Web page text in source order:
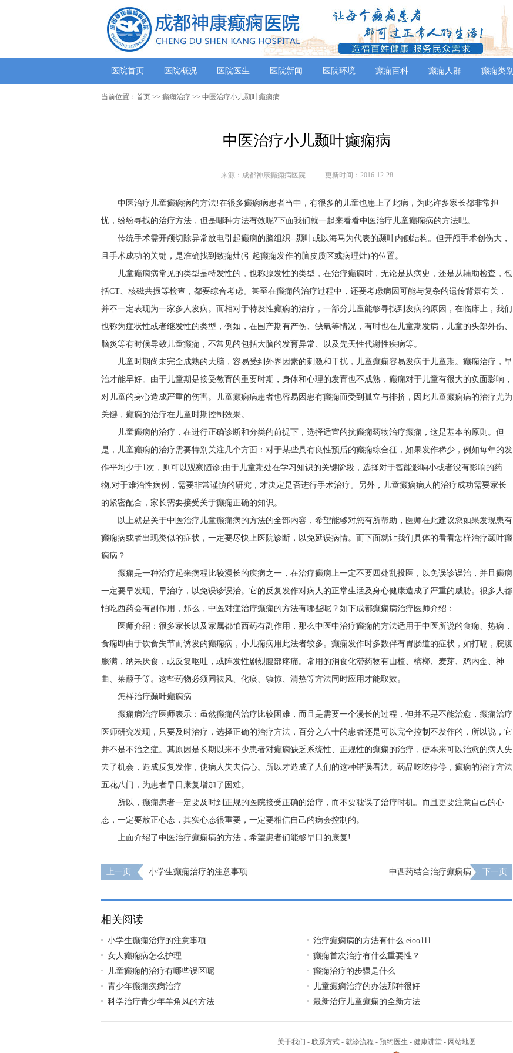
医院首页 医院概况 医院医生 医院新闻 医院环境 癫痫百科 癫痫人群 癫痫类别
当前位置： 首页 >> 癫痫治疗 >> 中医治疗小儿颞叶癫痫病
中医治疗小儿颞叶癫痫病
来源：成都神康癫痫病医院 更新时间：2016-12-28
中医治疗儿童癫痫病的方法!在很多癫痫病患者当中，有很多的儿童也患上了此病，为此许多家长都非常担
忧，纷纷寻找的治疗方法，但是哪种方法有效呢?下面我们就一起来看看中医治疗儿童癫痫病的方法吧。
传统手术需开颅切除异常放电引起癫痫的脑组织--颞叶或以海马为代表的颞叶内侧结构。但开颅手术创伤大，
且手术成功的关键，是准确找到致痫灶(引起癫痫发作的脑皮质区或病理灶)的位置。
儿童癫痫病常见的类型是特发性的，也称原发性的类型，在治疗癫痫时，无论是从病史，还是从辅助检查，包
括CT、核磁共振等检查，都要综合考虑。甚至在癫痫的治疗过程中，还要考虑病因可能与复杂的遗传背景有关，
并不一定表现为一家多人发病。而相对于特发性癫痫的治疗，一部分儿童能够寻找到发病的原因，在临床上，我们
也称为症状性或者继发性的类型，例如，在围产期有产伤、缺氧等情况，有时也在儿童期发病，儿童的头部外伤、
脑炎等有时候导致儿童癫痫，不常见的包括大脑的发育异常、以及先天性代谢性疾病等。
儿童时期尚未完全成熟的大脑，容易受到外界因素的刺激和干扰，儿童癫痫容易发病于儿童期。癫痫治疗，早
治才能早好。由于儿童期是接受教育的重要时期，身体和心理的发育也不成熟，癫痫对于儿童有很大的负面影响，
对儿童的身心造成严重的伤害。儿童癫痫病患者也容易因患有癫痫而受到孤立与排挤，因此儿童癫痫病的治疗尤为
关键，癫痫的治疗在儿童时期控制效果。
儿童癫痫的治疗，在进行正确诊断和分类的前提下，选择适宜的抗癫痫药物治疗癫痫，这是基本的原则。但
是，儿童癫痫的治疗需要特别关注几个方面：对于某些具有良性预后的癫痫综合征，如果发作稀少，例如每年的发
作平均少于1次，则可以观察随诊;由于儿童期处在学习知识的关键阶段，选择对于智能影响小或者没有影响的药
物;对于难治性病例，需要非常谨慎的研究，才决定是否进行手术治疗。另外，儿童癫痫病人的治疗成功需要家长
的紧密配合，家长需要接受关于癫痫正确的知识。
以上就是关于中医治疗儿童癫痫病的方法的全部内容，希望能够对您有所帮助，医师在此建议您如果发现患有
癫痫病或者出现类似的症状，一定要尽快上医院诊断，以免延误病情。而下面就让我们具体的看看怎样治疗颞叶癫
痫病？
癫痫是一种治疗起来病程比较漫长的疾病之一，在治疗癫痫上一定不要四处乱投医，以免误诊误治，并且癫痫
一定要早发现、早治疗，以免误诊误治。它的反复发作对病人的正常生活及身心健康造成了严重的威胁。很多人都
怕吃西药会有副作用，那么，中医对症治疗癫痫的方法有哪些呢？如下成都癫痫病治疗医师介绍：
医师介绍：很多家长以及家属都怕西药有副作用，那么中医中治疗癫痫的方法适用于中医所说的食痫、热痫，
食痫即由于饮食失节而诱发的癫痫病，小儿痫病用此法者较多。癫痫发作时多数伴有胃肠道的症状，如打嗝，脘腹
胀满，纳呆厌食，或反复呕吐，或阵发性剧烈腹部疼痛。常用的消食化滞药物有山楂、槟榔、麦芽、鸡内金、神
曲、莱菔子等。这些药物必须同祛风、化痰、镇惊、清热等方法同时应用才能取效。
怎样治疗颞叶癫痫病
癫痫病治疗医师表示：虽然癫痫的治疗比较困难，而且是需要一个漫长的过程，但并不是不能治愈，癫痫治疗
医师研究发现，只要及时治疗，选择正确的治疗方法，百分之八十的患者还是可以完全控制不发作的，所以说，它
并不是不治之症。其原因是长期以来不少患者对癫痫缺乏系统性、正规性的癫痫的治疗，使本来可以治愈的病人失
去了机会，造成反复发作，使病人失去信心。所以才造成了人们的这种错误看法。药品吃吃停停，癫痫的治疗方法
五花八门，为患者早日康复增加了困难。
所以，癫痫患者一定要及时到正规的医院接受正确的治疗，而不要耽误了治疗时机。而且更要注意自己的心
态，一定要放正心态，其实心态很重要，一定要相信自己的病会控制的。
上面介绍了中医治疗癫痫病的方法，希望患者们能够早日的康复!
上一页 小学生癫痫治疗的注意事项 中西药结合治疗癫痫病 下一页
相关阅读
小学生癫痫治疗的注意事项
治疗癫痫病的方法有什么 eioo111
女人癫痫病怎么护理
癫痫首次治疗有什么重要性？
儿童癫痫的治疗有哪些误区呢
癫痫治疗的步骤是什么
青少年癫痫疾病治疗
儿童癫痫治疗的办法那种很好
科学治疗青少年羊角风的方法
最新治疗儿童癫痫的全新方法
关于我们 - 联系方式 - 就诊流程 - 预约医生 - 健康讲堂 - 网站地图